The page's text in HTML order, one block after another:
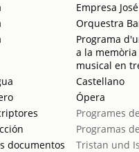
Empresa
Orquestra
Programa
a la
musical en
Castellano
Ópera
Programes
Programas
documentos
Tristan und